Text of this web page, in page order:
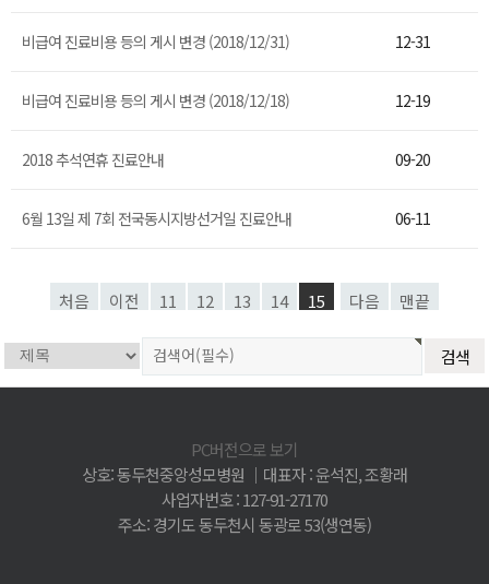
비급여 진료비용 등의 게시 변경 (2018/12/31) 12-31
비급여 진료비용 등의 게시 변경 (2018/12/18) 12-19
2018 추석연휴 진료안내 09-20
6월 13일 제 7회 전국동시지방선거일 진료안내 06-11
처음 이전 11 12 13 14 15 다음 맨끝
PC버전으로 보기
상호: 동두천중앙성모병원 │대표자 : 윤석진, 조황래
사업자번호 : 127-91-27170
주소: 경기도 동두천시 동광로 53(생연동)